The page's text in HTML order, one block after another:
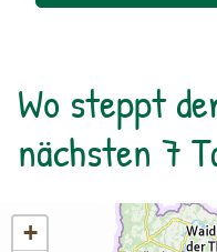
Wo steppt
nächsten 7
+